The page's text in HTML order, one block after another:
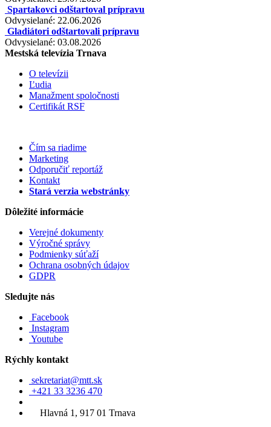
Spartakovci odštartoval prípravu
Odvysielané: 22.06.2026
Gladiátori odštartovali prípravu
Odvysielané: 03.08.2026
Mestská televízia Trnava
O televízii
Ľudia
Manažment spoločnosti
Certifikát RSF
Čím sa riadime
Marketing
Odporučiť reportáž
Kontakt
Stará verzia webstránky
Dôležité informácie
Verejné dokumenty
Výročné správy
Podmienky súťaží
Ochrana osobných údajov
GDPR
Sledujte nás
Facebook
Instagram
Youtube
Rýchly kontakt
sekretariat@mtt.sk
+421 33 3236 470
Hlavná 1, 917 01 Trnava